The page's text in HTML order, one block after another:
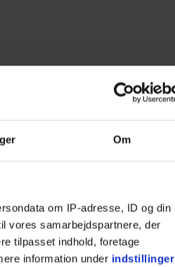
Om
om IP-adresse, ID og din
vores samarbejdspartnere, der
tilpasset indhold, foretage
information under indstillinger
forsvinde